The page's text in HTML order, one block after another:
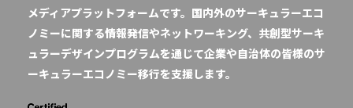
メディアプラットフォームです。国内外のサーキュラーエコ
ノミーに関する情報発信やネットワーキング、共創型サーキ
ュラーデザインプログラムを通じて企業や自治体の皆様のサ
ーキュラーエコノミー移行を支援します。